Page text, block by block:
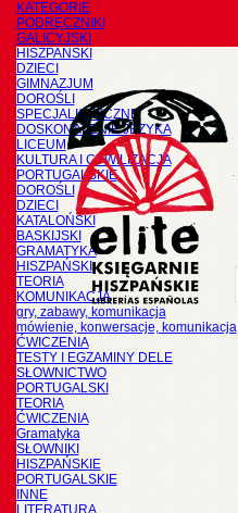
KATEGORIE
PODRĘCZNIKI
GALICYJSKI
HISZPAŃSKI
DZIECI
GIMNAZJUM
DOROŚLI
SPECJALISTYCZNE
DOSKONALENIE JĘZYKA
LICEUM
KULTURA I CYWILIZACJA
PORTUGALSKIE
DOROŚLI
DZIECI
KATALOŃSKI
BASKIJSKI
GRAMATYKA
HISZPAŃSKI
TEORIA
KOMUNIKACJA
gry, zabawy, komunikacja
mówienie, konwersacje, komunikacja
ĆWICZENIA
TESTY I EGZAMINY DELE
SŁOWNICTWO
PORTUGALSKI
TEORIA
ĆWICZENIA
Gramatyka
SŁOWNIKI
HISZPAŃSKIE
PORTUGALSKIE
INNE
LITERATURA